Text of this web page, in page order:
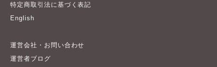
特定商取引法に基づく表記
English
運営会社・お問い合わせ
運営者ブログ